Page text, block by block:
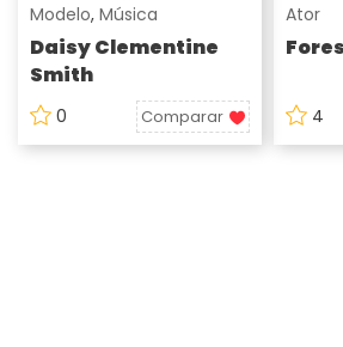
Modelo, Música
Daisy Clementine
Smith
0 Comparar
Ator
4